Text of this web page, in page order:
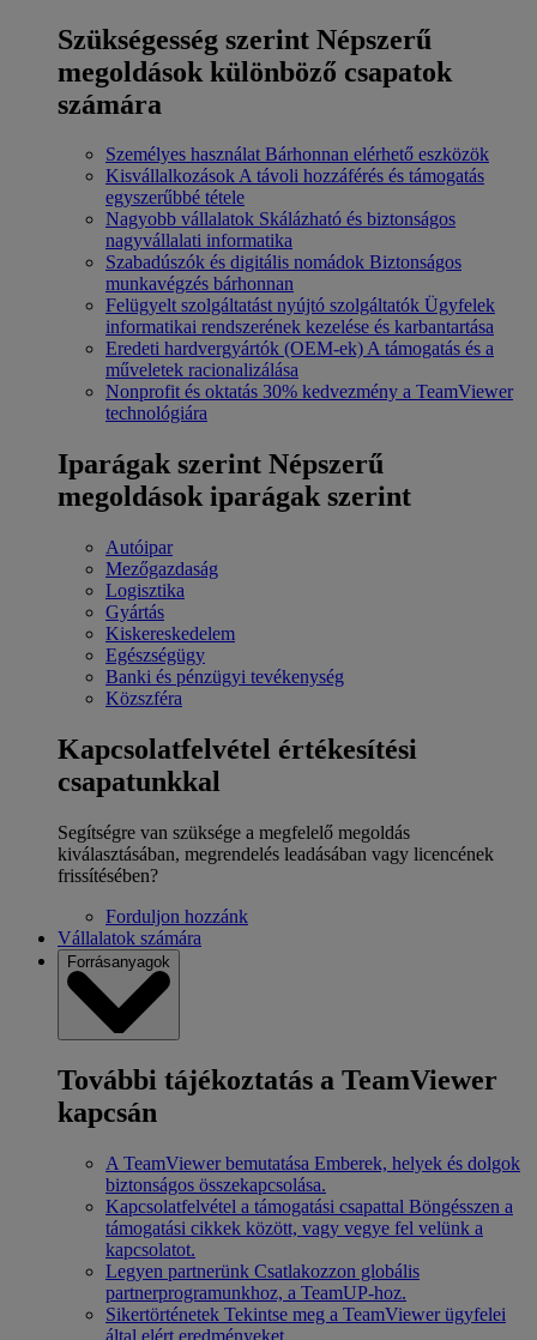
Szükségesség szerint Népszerű
megoldások különböző csapatok
számára
Személyes használat Bárhonnan elérhető eszközök
KisvállalkozásokA távoli hozzáférés és támogatás
egyszerűbbé tétele
Nagyobb vállalatok Skálázható és biztonságos
nagyvállalati informatika
Szabadúszók és digitális nomádok Biztonságos
munkavégzés bárhonnan
Felügyelt szolgáltatást nyújtó szolgáltatók Ügyfelek
informatikai rendszerének kezelése és karbantartása
Eredeti hardvergyártók (OEM-ek)A támogatás és a
műveletek racionalizálása
Nonprofit és oktatás 30% kedvezmény a TeamViewer
technológiára
Iparágak szerint Népszerű
megoldások iparágak szerint
Autóipar
Mezőgazdaság
Logisztika
Gyártás
Kiskereskedelem
Egészségügy
Banki és pénzügyi tevékenység
Közszféra
Kapcsolatfelvétel értékesítési
csapatunkkal
Segítségre van szüksége a megfelelő megoldás
kiválasztásában, megrendelés leadásában vagy licencének
frissítésében?
Forduljon hozzánk
Vállalatok számára
Forrásanyagok
További tájékoztatás a TeamViewer
kapcsán
A TeamViewer bemutatása Emberek, helyek és dolgok
biztonságos összekapcsolása.
Kapcsolatfelvétel a támogatási csapattal Böngésszen a
támogatási cikkek között, vagy vegye fel velünk a
kapcsolatot.
Legyen partnerünk Csatlakozzon globális
partnerprogramunkhoz, a TeamUP-hoz.
Sikertörténetek Tekintse meg a TeamViewer ügyfelei
által elért eredményeket.